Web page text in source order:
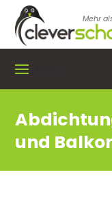
Mehr
und